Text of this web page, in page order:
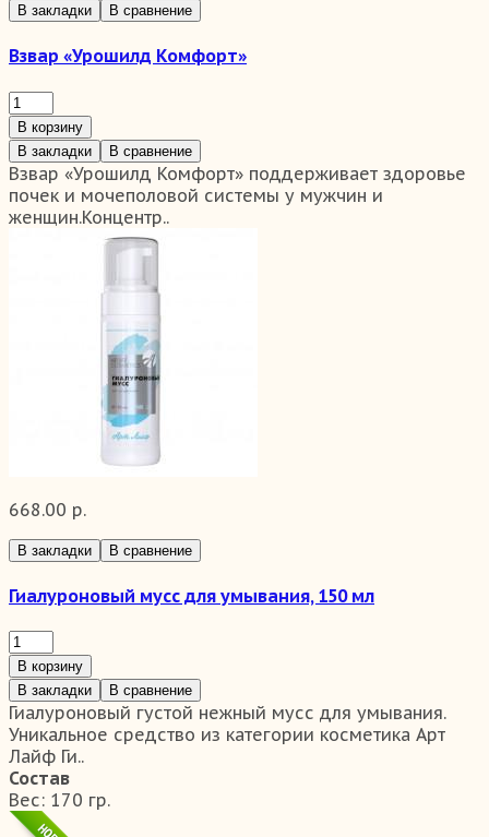
В закладки В сравнение
Взвар «Урошилд Комфорт»
В корзину
В закладки
В сравнение
Взвар «Урошилд Комфорт» поддерживает здоровье
почек и мочеполовой системы у мужчин и
женщин.Концентр..
668.00 р.
В закладки В сравнение
Гиалуроновый мусс для умывания, 150 мл
В корзину
В закладки
В сравнение
Гиалуроновый густой нежный мусс для умывания.
Уникальное средство из категории косметика Арт
Лайф Ги..
Состав
Вес: 170 гр.